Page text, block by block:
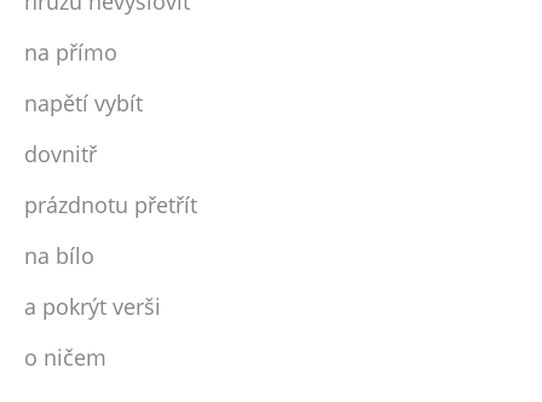
na přímo
napětí vybít
dovnitř
prázdnotu přetřít
na bílo
a pokrýt verši
o ničem